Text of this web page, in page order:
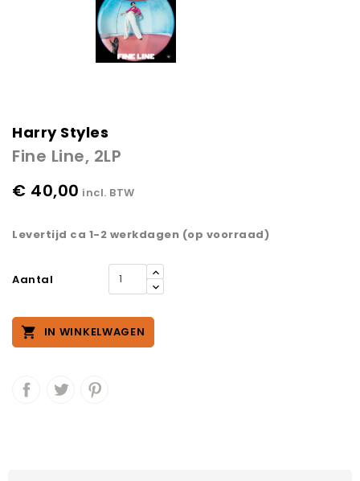
Harry Styles
Fine Line, 2LP
€ 40,00 incl. BTW
Levertijd ca 1-2 werkdagen (op voorraad)
Aantal
 IN WINKELWAGEN